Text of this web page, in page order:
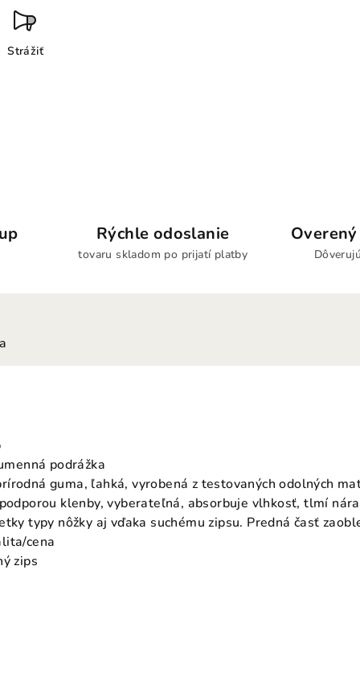
Strážiť
Rýchle odoslanie
tovaru skladom po prijatí platby
podrážka
guma, ľahká, vyrobená z testovaných odolných
klenby, vyberateľná, absorbuje vlhkosť, tlmí
typy nôžky aj vďaka suchému zipsu. Predná časť
cena
zips